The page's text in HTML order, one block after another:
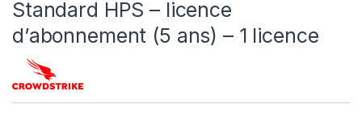
Standard HPS – licence
d’abonnement (5 ans) – 1 licence